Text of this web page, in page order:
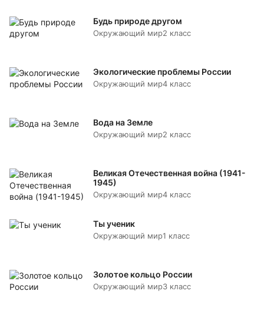
Будь природе другом
Окружающий мир2 класс
Экологические проблемы России
Окружающий мир4 класс
Вода на Земле
Окружающий мир2 класс
Великая Отечественная война (1941-
1945)
Окружающий мир4 класс
Ты ученик
Окружающий мир1 класс
Золотое кольцо России
Окружающий мир3 класс